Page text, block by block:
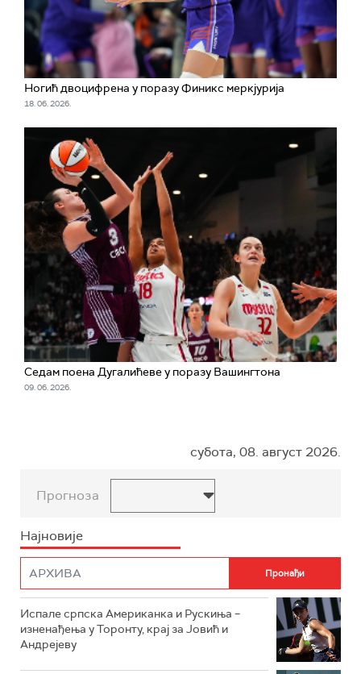
Ногић двоцифрена у поразу Финикс меркјурија
18. 06. 2026.
Седам поена Дугалићеве у поразу Вашингтона
09. 06. 2026.
субота, 08. август 2026.
Прогноза
Најновије
Испале српска Американка и Рускиња –
изненађења у Торонту, крај за Јовић и
Андрејеву